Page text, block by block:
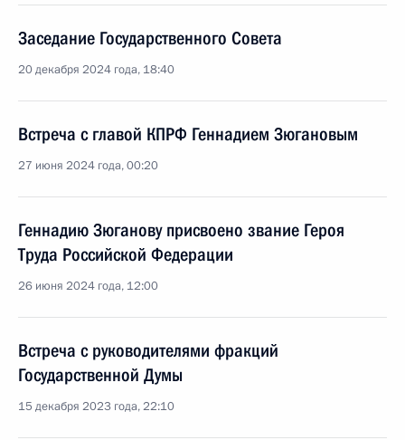
Заседание Государственного Совета
20 декабря 2024 года, 18:40
Встреча с главой КПРФ Геннадием Зюгановым
27 июня 2024 года, 00:20
Геннадию Зюганову присвоено звание Героя
Труда Российской Федерации
26 июня 2024 года, 12:00
Встреча с руководителями фракций
Государственной Думы
15 декабря 2023 года, 22:10